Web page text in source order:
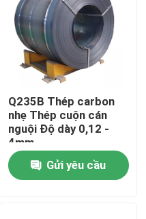
Q235B Thép carbon
nhẹ Thép cuộn cán
nguội Độ dày 0,12 -
4mm
Gửi yêu cầu